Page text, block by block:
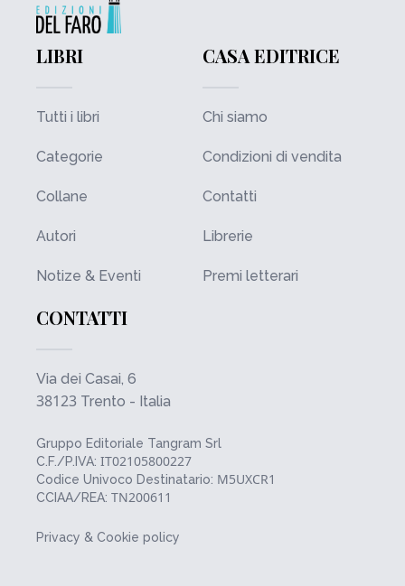
LIBRI
Tutti i libri
Categorie
Collane
Autori
Notize & Eventi
CASA EDITRICE
Chi siamo
Condizioni di vendita
Contatti
Librerie
Premi letterari
CONTATTI
Via dei Casai, 6
38123 Trento - Italia
Gruppo Editoriale Tangram Srl
C.F./P.IVA: IT02105800227
Codice Univoco Destinatario: M5UXCR1
CCIAA/REA: TN200611
Privacy & Cookie policy